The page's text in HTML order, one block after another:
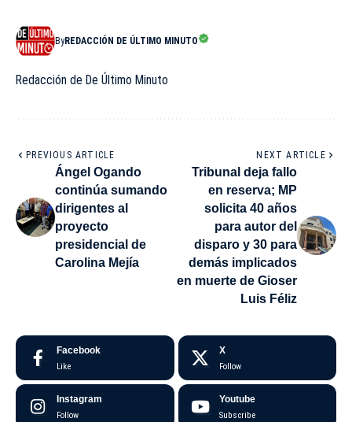
ByREDACCIÓN DE ÚLTIMO MINUTO
Redacción de De Último Minuto
PREVIOUS ARTICLE
Ángel Ogando
continúa sumando
dirigentes al
proyecto
presidencial de
Carolina Mejía
NEXT ARTICLE
Tribunal deja fallo
en reserva; MP
solicita 40 años
para autor del
disparo y 30 para
demás implicados
en muerte de Gioser
Luis Féliz
Facebook
Like
X
Follow
Instagram
Follow
Youtube
Subscribe